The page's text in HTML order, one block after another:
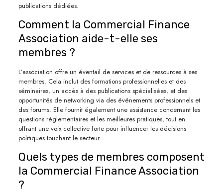
publications dédiées.
Comment la Commercial Finance
Association aide-t-elle ses
membres ?
L’association offre un éventail de services et de ressources à ses
membres. Cela inclut des formations professionnelles et des
séminaires, un accès à des publications spécialisées, et des
opportunités de networking via des événements professionnels et
des forums. Elle fournit également une assistance concernant les
questions réglementaires et les meilleures pratiques, tout en
offrant une voix collective forte pour influencer les décisions
politiques touchant le secteur.
Quels types de membres composent
la Commercial Finance Association
?